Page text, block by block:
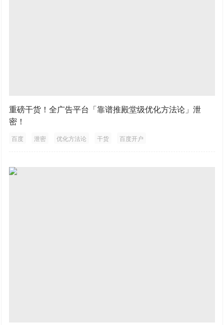
重磅干货！全广告平台「靠谱推殿堂级优化方法论」泄
密！
百度 泄密 优化方法论 干货 百度开户